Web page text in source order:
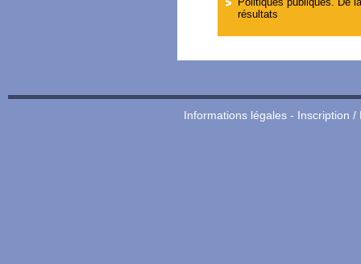
résultats
Informations légales- Inscription